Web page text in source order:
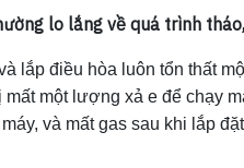
lo lắng về quá trình
lắp điều hòa luôn tổn thất
mất một lượng xả e để chạy
và mất gas sau khi lắp